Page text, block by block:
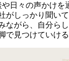
や日々の声かけを
がしっかり聞いて
ながら、自分ら
で見つけていける